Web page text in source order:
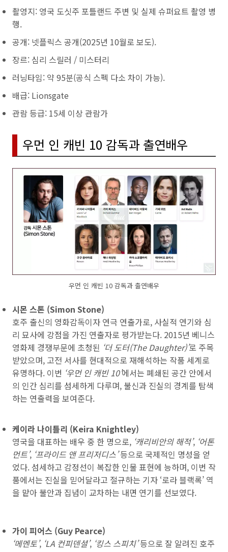
촬영지: 영국 도싯주 포틀랜드 주변 및 실제 슈퍼요트 촬영 병
행.
공개: 넷플릭스 공개(2025년 10월로 보도).
장르: 심리 스릴러 / 미스터리
러닝타임: 약 95분(공식 스펙 다소 차이 가능).
배급: Lionsgate
관람 등급: 15세 이상 관람가
우먼 인 캐빈 10 감독과 출연배우
우먼 인 캐빈 10 감독과 출연배우
시몬 스톤 (Simon Stone)
호주 출신의 영화감독이자 연극 연출가로, 사실적 연기와 심
리 묘사에 강점을 가진 연출자로 평가받는다. 2015년 베니스
영화제 경쟁부문에 초청된 ‘더 도터(The Daughter)’로 주목
받았으며, 고전 서사를 현대적으로 재해석하는 작품 세계로
유명하다. 이번 ‘우먼 인 캐빈 10’에서는 폐쇄된 공간 안에서
의 인간 심리를 섬세하게 다루며, 불신과 진실의 경계를 탐색
하는 연출력을 보여준다.
케이라 나이틀리 (Keira Knightley)
영국을 대표하는 배우 중 한 명으로, ‘캐리비안의 해적’, ‘어톤
먼트’, ‘프라이드 앤 프리저디스’등으로 국제적인 명성을 얻
었다. 섬세하고 감정선이 복잡한 인물 표현에 능하며, 이번 작
품에서는 진실을 믿어달라고 절규하는 기자 ‘로라 블랙록’ 역
을 맡아 불안과 집념이 교차하는 내면 연기를 선보였다.
가이 피어스 (Guy Pearce)
‘메멘토’, ‘LA 컨피덴셜’, ‘킹스 스피치’등으로 잘 알려진 호주